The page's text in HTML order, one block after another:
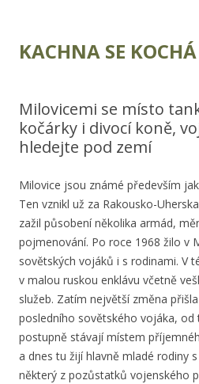
KACHNA SE KOCHÁ
Milovicemi se místo
kočárky i divocí koně,
hledejte pod zemí
Milovice jsou známé především
Ten vznikl už za Rakousko-
zažil působení několika armád,
pojmenování. Po roce 1968 žilo v
sovětských vojáků i s rodinami. V
v malou ruskou enklávu včetně
služeb. Zatím největší změna
posledního sovětského vojáka, od
postupně stávají místem
a dnes tu žijí hlavně mladé rodiny
některý z pozůstatků vojenského